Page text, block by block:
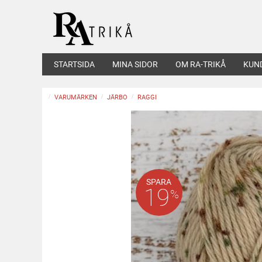
STARTSIDA MINA SIDOR OM RA-TRIKÅ
VARUMÄRKEN JÄRBO RAGGI
SPARA
19%